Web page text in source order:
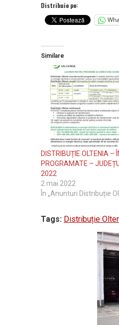
Distribuie pe:
Similare
DISTRIBUȚIE OLTENIA –
PROGRAMATE –
2022
2 mai 2022
În „Anunturi Distribuție
Tags: Distribuție